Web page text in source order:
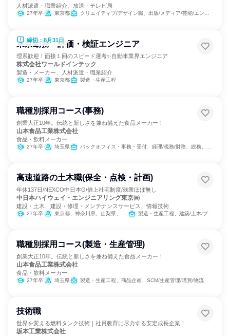
人材派遣・職業紹介、放送・テレビ局
27年卒 東京都 クリエイティブ/デザイン職、出版/メディア/芸能/エンタメ専門職
締切：8月31日
東京勤務 評価・検証エンジニア
理系歓迎！面接１回のスピード選考✨自動車業界エンジニア
株式会社ワールドインテック
製造・メーカー、人材派遣・職業紹介
27年卒 東京都 製造・生産工程
職種別採用コース(事務)
創業大正10年。伝統と新しさを兼ね備えた食品メーカー！
山本食品工業株式会社
食品・飲料メーカー
27年卒 埼玉県 バックオフィス・事務・受付、経理/税務/財務、総務、組織運営管理・公務員・事務系職種
高速道路の土木職(保全・点検・計画)
年休137日/NEXCO中日本G/借上社宅制度/残業ほぼ無し
中日本ハイウェイ・エンジニアリング東京㈱
建設・土木、建設・修理・メンテナンスサービス、情報技術
27年卒 東京都、神奈川県、山梨県、長野県、静岡県 製造・生産工程、建築/土木/プラント専門職、経営/事業企画
職種別採用コース(製造・生産管理)
創業大正10年。伝統と新しさを兼ね備えた食品メーカー！
山本食品工業株式会社
食品・飲料メーカー
27年卒 埼玉県 製造・生産工程、商品企画、SCM/生産管理/購買/物流
技術職
世界を変える燃料タンク技術｜社員教育に尽力する安定成長企業！
坂本工業株式会社